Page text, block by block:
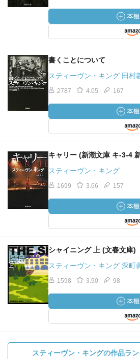
書くことについて
スティーヴン・キング 田村
2787 4.05 167
キャリー (新潮文庫 キ-3-4
スティーヴン・キング
1699 3.66 157
シャイニング 上 (文春文庫)
スティーヴン・キング 深町
1598 3.90 98
スティーヴン・キングの作品ラ